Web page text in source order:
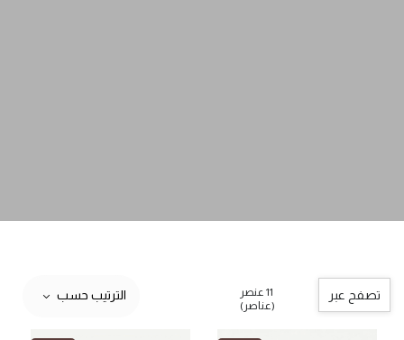
تصفح عبر
11 عنصر
(عناصر)
الترتيب حسب